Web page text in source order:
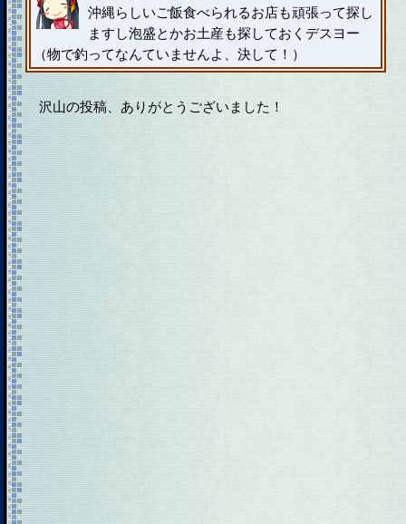
沖縄らしいご飯食べられるお店も頑張って探し
ますし泡盛とかお土産も探しておくデスヨー
（物で釣ってなんていませんよ、決して！）
沢山の投稿、ありがとうございました！